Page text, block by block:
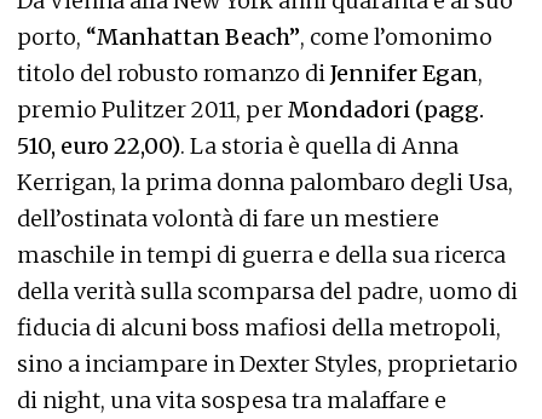
porto, “Manhattan Beach”, come l’omonimo
titolo del robusto romanzo diJennifer Egan,
premio Pulitzer 2011, perMondadori (pagg.
510, euro 22,00). La storia è quella di Anna
Kerrigan, la prima donna palombaro degli Usa,
dell’ostinata volontà di fare un mestiere
maschile in tempi di guerra e della sua ricerca
della verità sulla scomparsa del padre, uomo di
fiducia di alcuni boss mafiosi della metropoli,
sino a inciampare in Dexter Styles, proprietario
di night, una vita sospesa tra malaffare e